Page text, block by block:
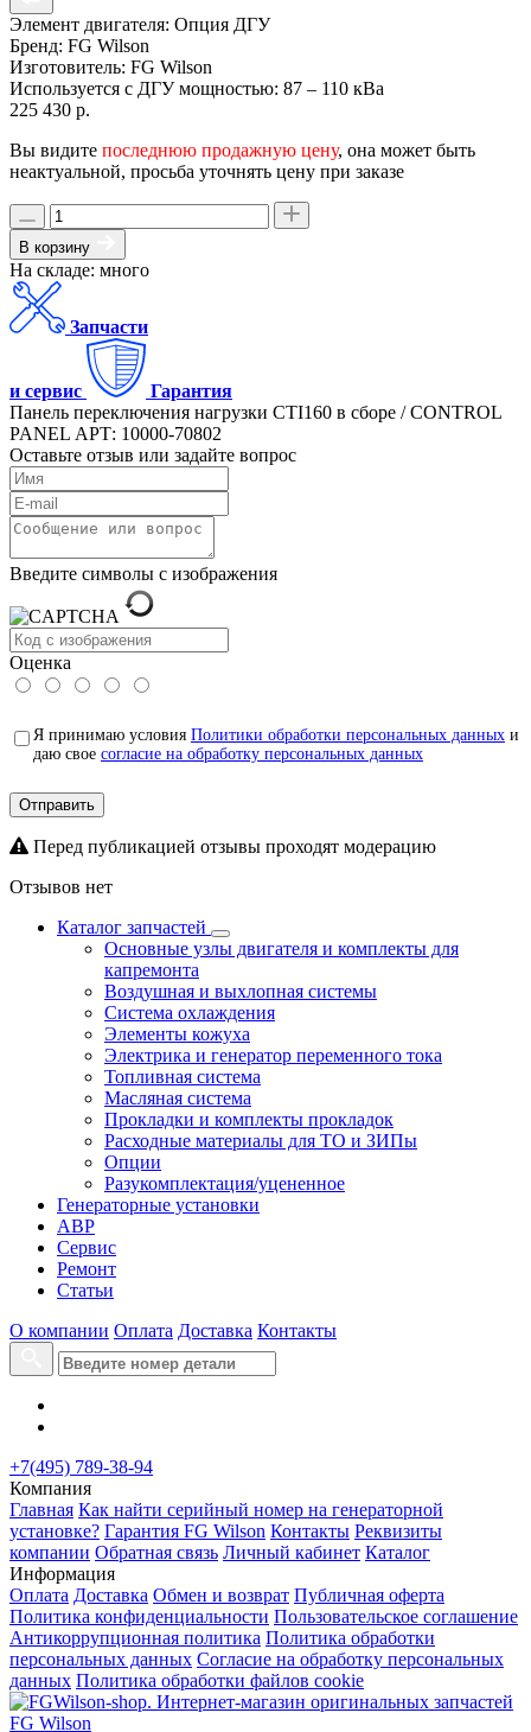
Элемент двигателя: Опция ДГУ
Бренд: FG Wilson
Изготовитель: FG Wilson
Используется с ДГУ мощностью: 87 – 110 кВа
225 430 р.
Вы видите последнюю продажную цену, она может быть
неактуальной, просьба уточнять цену при заказе
В корзину
На складе: много
Запчасти
и сервис
Гарантия
Панель переключения нагрузки CTI160 в сборе / CONTROL
PANEL АРТ: 10000-70802
Оставьте отзыв или задайте вопрос
Введите символы с изображения
Оценка
Я принимаю условия Политики обработки персональных данных и
даю свое согласие на обработку персональных данных
Отправить
Перед публикацией отзывы проходят модерацию
Отзывов нет
Каталог запчастей
Основные узлы двигателя и комплекты для
капремонта
Воздушная и выхлопная системы
Система охлаждения
Элементы кожуха
Электрика и генератор переменного тока
Топливная система
Масляная система
Прокладки и комплекты прокладок
Расходные материалы для ТО и ЗИПы
Опции
Разукомплектация/уцененное
Генераторные установки
АВР
Сервис
Ремонт
Статьи
О компании Оплата Доставка Контакты
+7(495) 789-38-94
Компания
Главная Как найти серийный номер на генераторной
установке? Гарантия FG Wilson Контакты Реквизиты
компании Обратная связь Личный кабинет Каталог
Информация
Оплата Доставка Обмен и возврат Публичная оферта
Политика конфиденциальности Пользовательское соглашение
Антикоррупционная политика Политика обработки
персональных данных Согласие на обработку персональных
данных Политика обработки файлов cookie